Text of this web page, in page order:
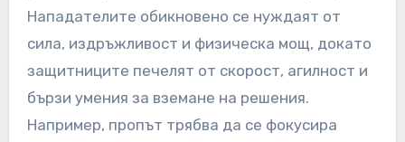
Нападателите обикновено се нуждаят от
сила, издръжливост и физическа мощ, докато
защитниците печелят от скорост, агилност и
бързи умения за вземане на решения.
Например, пропът трябва да се фокусира